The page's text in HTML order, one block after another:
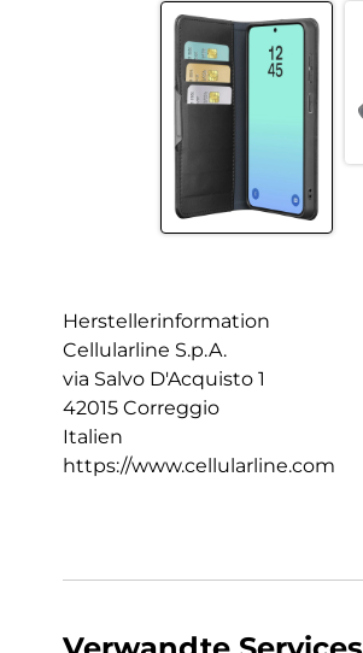
Herstellerinformation
Cellularline S.p.A.
via Salvo D'Acquisto 1
42015 Correggio
Italien
https://www.cellularline.com